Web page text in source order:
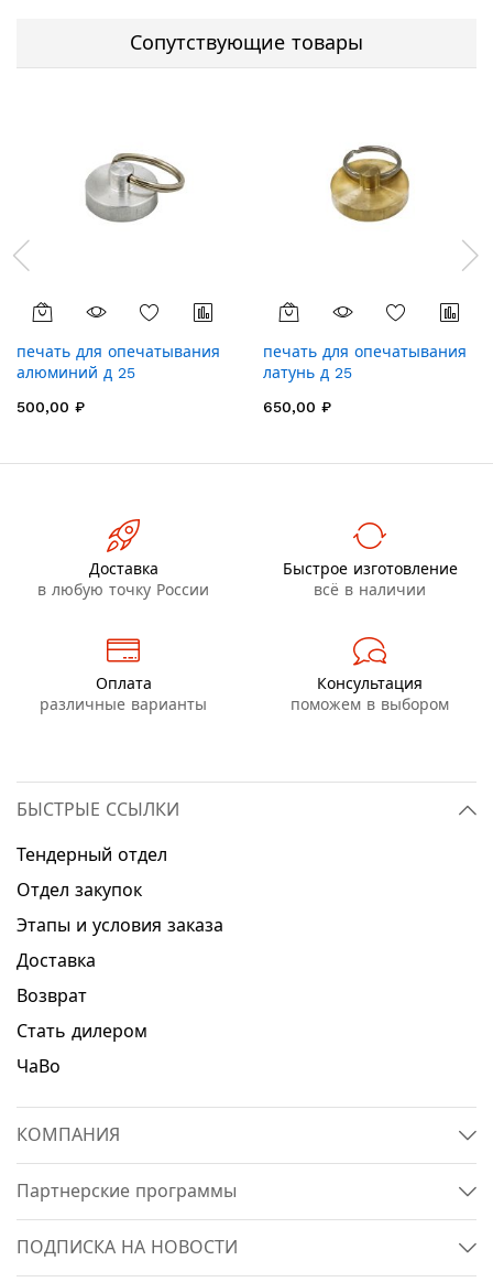
Сопутствующие товары
печать для опечатывания
алюминий д 25
500,00 ₽
печать для опечатывания
латунь д 25
650,00 ₽
Доставка
в любую точку России
Быстрое изготовление
всё в наличии
Оплата
различные варианты
Консультация
поможем в выбором
БЫСТРЫЕ ССЫЛКИ
Тендерный отдел
Отдел закупок
Этапы и условия заказа
Доставка
Возврат
Стать дилером
ЧаВо
КОМПАНИЯ
Партнерские программы
ПОДПИСКА НА НОВОСТИ